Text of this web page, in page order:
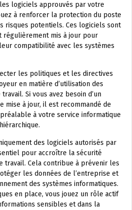
logiciels approuvés par votre
à renforcer la protection du poste
risques potentiels. Ces logiciels sont
régulièrement mis à jour pour
compatibilité avec les systèmes
les politiques et les directives
en matière d’utilisation des
Si vous avez besoin d’un
mise à jour, il est recommandé de
à votre service informatique
des logiciels autorisés par
pour accroître la sécurité
travail. Cela contribue à prévenir les
les données de l’entreprise et
des systèmes informatiques.
en place, vous jouez un rôle actif
sensibles et dans la